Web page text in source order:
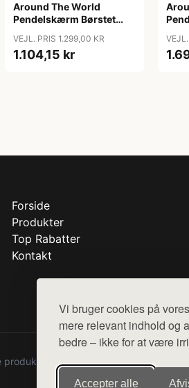
Vi bruger cookies på
mere relevant indhold og
bedre – ikke for at være
Accepter alle
Around The World
Pendelskærm Børstet
VEJL. PRIS 1.299,00 KR
1.104,15 kr
Forside
Produkter
Top Rabatter
Kontakt
fra diverse webshops. Der